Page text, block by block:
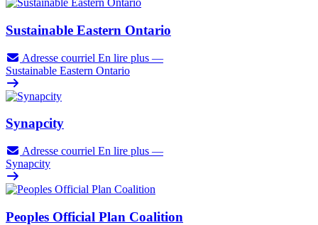
Sustainable Eastern Ontario
Adresse courriel En lire plus —
Sustainable Eastern Ontario
Synapcity
Adresse courriel En lire plus —
Synapcity
Peoples Official Plan Coalition